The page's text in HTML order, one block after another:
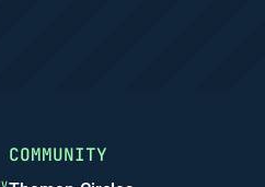
COMMUNITY